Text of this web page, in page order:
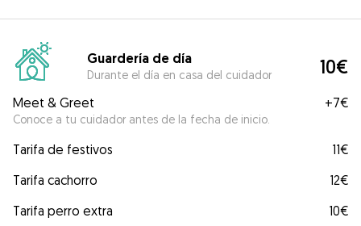
Guardería de día
Durante el día en casa del cuidador 10€
Meet & Greet
Conoce a tu cuidador antes de la fecha de inicio.
+7€
Tarifa de festivos
11€
Tarifa cachorro
12€
Tarifa perro extra
10€